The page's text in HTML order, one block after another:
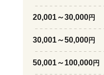
20,001～30,000円
30,001～50,000円
50,001～100,000円